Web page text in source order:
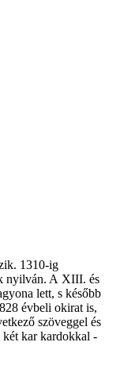
1310-ig
nyilván. A XIII. és
lett, s később
évbeli okirat is,
szöveggel és
kar kardokkal -